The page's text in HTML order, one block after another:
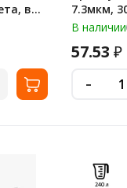
в
7.3мкм,
рулоне, в
В наличии
57.53 ₽
-